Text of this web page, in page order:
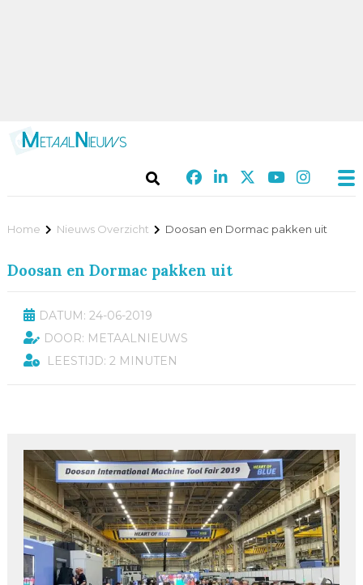
Home Nieuws Overzicht Doosan en Dormac pakken uit
Doosan en Dormac pakken uit
DATUM: 24-06-2019
DOOR: METAALNIEUWS
LEESTIJD: 2 MINUTEN